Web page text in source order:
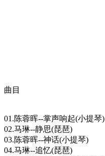
曲目
01.陈蓉晖--掌声响起(小提琴)
02.马琳--静思(琵琶)
03.陈蓉晖--神话(小提琴)
04.马琳--追忆(琵琶)